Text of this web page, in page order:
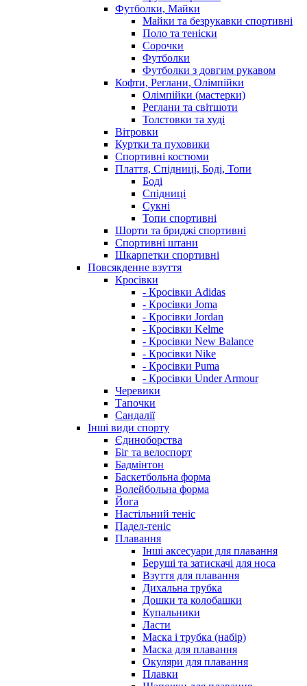
Футболки, Майки
Майки та безрукавки спортивні
Поло та теніски
Сорочки
Футболки
Футболки з довгим рукавом
Кофти, Реглани, Олімпійки
Олімпійки (мастерки)
Реглани та світшоти
Толстовки та худі
Вітровки
Куртки та пуховики
Спортивні костюми
Плаття, Спідниці, Боді, Топи
Боді
Спідниці
Сукні
Топи спортивні
Шорти та бриджі спортивні
Спортивні штани
Шкарпетки спортивні
Повсякденне взуття
Кросівки
- Кросівки Adidas
- Кросівки Joma
- Кросівки Jordan
- Кросівки Kelme
- Кросівки New Balance
- Кросівки Nike
- Кросівки Puma
- Кросівки Under Armour
Черевики
Тапочки
Сандалії
Інші види спорту
Єдиноборства
Біг та велоспорт
Бадмінтон
Баскетбольна форма
Волейбольна форма
Йога
Настільний теніс
Падел-теніс
Плавання
Інші аксесуари для плавання
Беруші та затискачі для носа
Взуття для плавання
Дихальна трубка
Дошки та колобашки
Купальники
Ласти
Маска і трубка (набір)
Маска для плавання
Окуляри для плавання
Плавки